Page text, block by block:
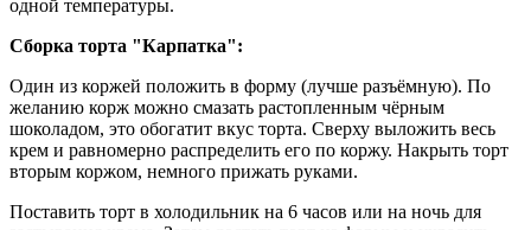
одной температуры.
Сборка торта "Карпатка":
Один из коржей положить в форму (лучше разъёмную). По
желанию корж можно смазать растопленным чёрным
шоколадом, это обогатит вкус торта. Сверху выложить весь
крем и равномерно распределить его по коржу. Накрыть торт
вторым коржом, немного прижать руками.
Поставить торт в холодильник на 6 часов или на ночь для